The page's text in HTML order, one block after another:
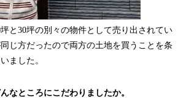
と30坪の別々の物件として売り出されてい
じ方だったので両方の土地を買うことを条
ました。
なところにこだわりましたか。